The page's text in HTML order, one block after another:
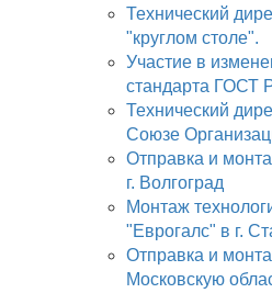
Технический
"круглом столе".
Участие в
стандарта ГОСТ
Технический
Союзе
Отправка и
г. Волгоград
Монтаж
"Еврогалс" в г.
Отправка и
Московскую